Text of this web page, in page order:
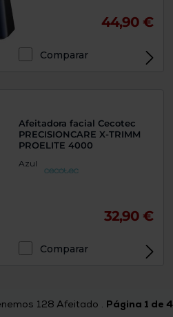
44,90 €
Comparar
Afeitadora facial Cecotec
PRECISIONCARE X-TRIMM
PROELITE 4000
Azul
32,90 €
Comparar
128 Afeitado . Página 1 de 4